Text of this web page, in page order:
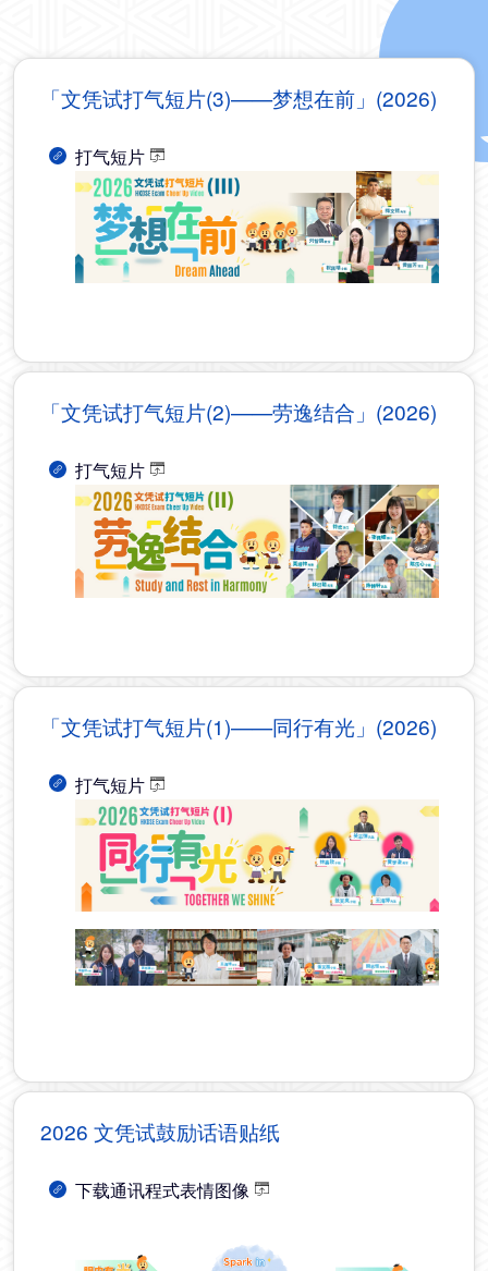
「文凭试打气短片(3)——梦想在前」(2026)
打气短片
「文凭试打气短片(2)——劳逸结合」(2026)
打气短片
「文凭试打气短片(1)——同行有光」(2026)
打气短片
2026 文凭试鼓励话语贴纸
下载通讯程式表情图像